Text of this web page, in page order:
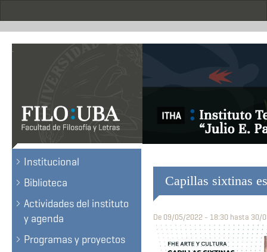
.
Institucional
Biblioteca
Actividades del instituto
y agenda
Programas y proyectos
Capillas sixtinas
De 09/05/2022 - 18:30 hasta 30/